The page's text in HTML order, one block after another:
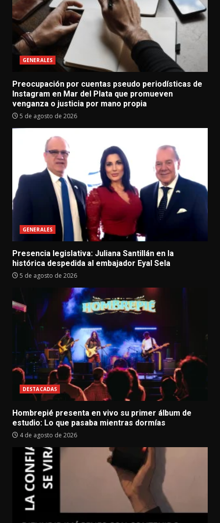
GENERALES
Preocupación por cuentas pseudo periodísticas de
Instagram en Mar del Plata que promueven
venganza o justicia por mano propia
5 de agosto de 2026
GENERALES
Presencia legislativa: Juliana Santillán en la
histórica despedida al embajador Eyal Sela
5 de agosto de 2026
DESTACADAS
Hombrepié presenta en vivo su primer álbum de
estudio: Lo que pasaba mientras dormías
4 de agosto de 2026